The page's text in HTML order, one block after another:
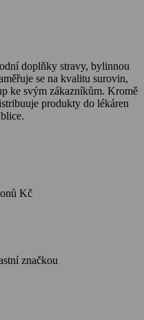
doplňky stravy, bylinnou
se na kvalitu surovin,
ke svým zákazníkům. Kromě
produkty do lékáren
Kč
značkou